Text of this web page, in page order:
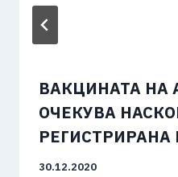
ВАКЦИНАТА НА
ОЧЕКУВА
РЕГИСТРИРАНА
30.12.2020